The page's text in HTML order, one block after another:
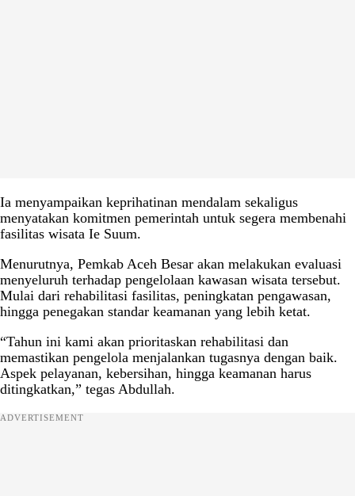
Ia menyampaikan keprihatinan mendalam sekaligus
menyatakan komitmen pemerintah untuk segera membenahi
fasilitas wisata Ie Suum.
Menurutnya, Pemkab Aceh Besar akan melakukan evaluasi
menyeluruh terhadap pengelolaan kawasan wisata tersebut.
Mulai dari rehabilitasi fasilitas, peningkatan pengawasan,
hingga penegakan standar keamanan yang lebih ketat.
“Tahun ini kami akan prioritaskan rehabilitasi dan
memastikan pengelola menjalankan tugasnya dengan baik.
Aspek pelayanan, kebersihan, hingga keamanan harus
ditingkatkan,” tegas Abdullah.
ADVERTISEMENT